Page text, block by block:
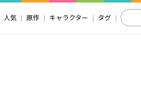
人気 原作 キャラクター タグ